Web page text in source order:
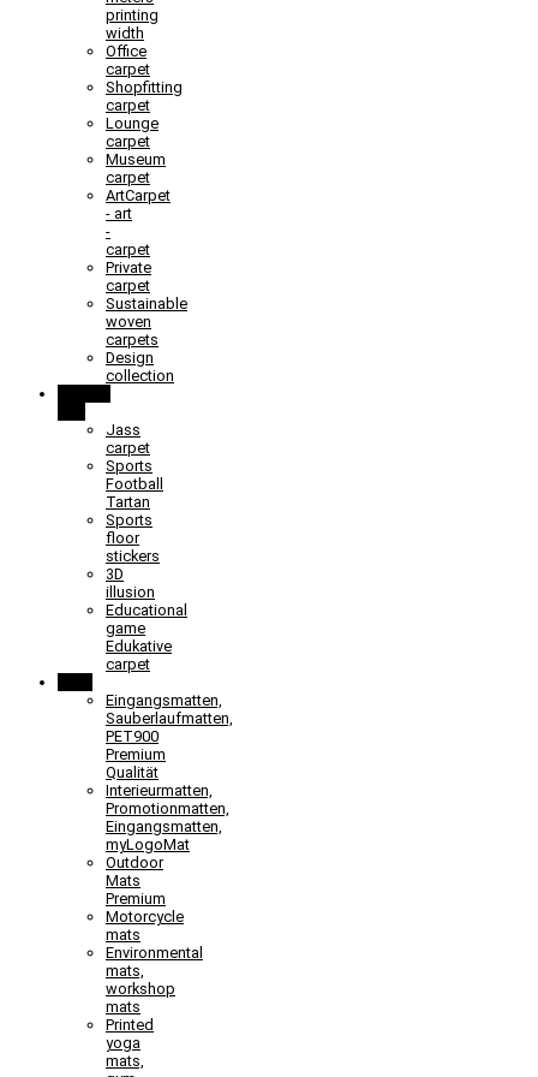
printing
width
Office
carpet
Shopfitting
carpet
Lounge
carpet
Museum
carpet
ArtCarpet
- art
-
carpet
Private
carpet
Sustainable
woven
carpets
Design
collection
Jass
carpet
Sports
Football
Tartan
Sports
floor
stickers
3D
illusion
Educational
game
Edukative
carpet
Eingangsmatten,
Sauberlaufmatten,
PET900
Premium
Qualität
Interieurmatten,
Promotionmatten,
Eingangsmatten,
myLogoMat
Outdoor
Mats
Premium
Motorcycle
mats
Environmental
mats,
workshop
mats
Printed
yoga
mats,